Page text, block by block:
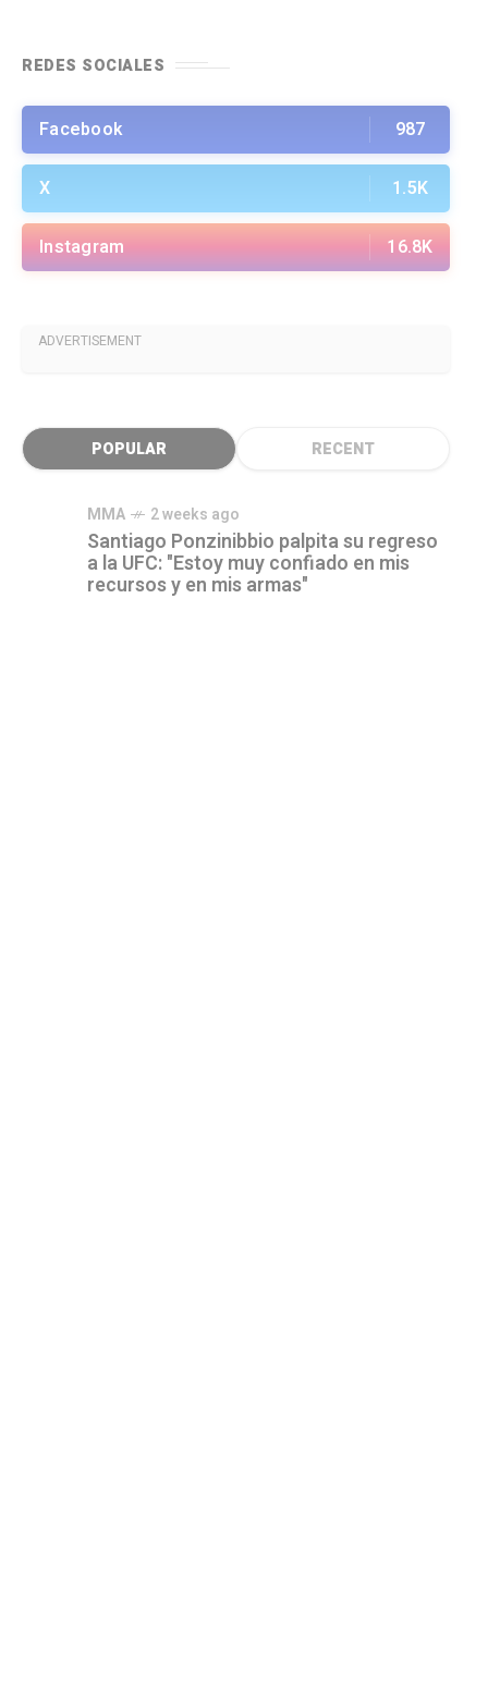
REDES SOCIALES
Facebook 987
X 1.5K
Instagram 16.8K
ADVERTISEMENT
POPULAR RECENT
MMA 2 weeks ago
Santiago Ponzinibbio palpita su regreso
a la UFC: "Estoy muy confiado en mis
recursos y en mis armas"